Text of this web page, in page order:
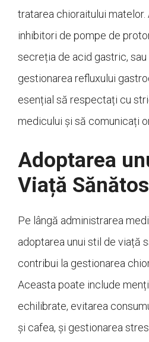
tratarea chioraitului
inhibitori de pompe de
secreția de acid gastric,
gestionarea refluxului
esențial să respectați cu
medicului și să comunicați
Adoptarea
Viață Sănătos
Pe lângă administrarea
adoptarea unui stil de viață
contribui la gestionarea
Aceasta poate include
echilibrate, evitarea
și cafea, și gestionarea